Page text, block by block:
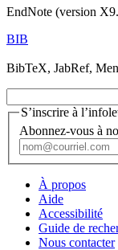
EndNote (version
BIB
BibTeX, JabRef,
S’inscrire à
Abonnez-vous à
À propos
Aide
Accessibilité
Guide de
Nous contacter